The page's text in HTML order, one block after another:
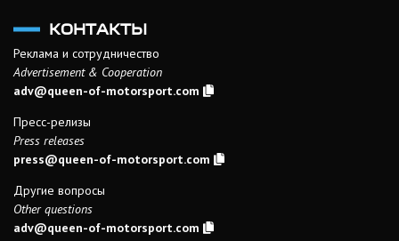
КОНТАКТЫ
Реклама и сотрудничество
Advertisement & Cooperation
adv@queen-of-motorsport.com
Пресс-релизы
Press releases
press@queen-of-motorsport.com
Другие вопросы
Other questions
adv@queen-of-motorsport.com